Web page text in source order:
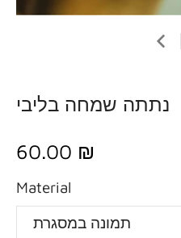
נתתה שמחה בליבי
60.00 ₪
Material
תמונה במסגרת